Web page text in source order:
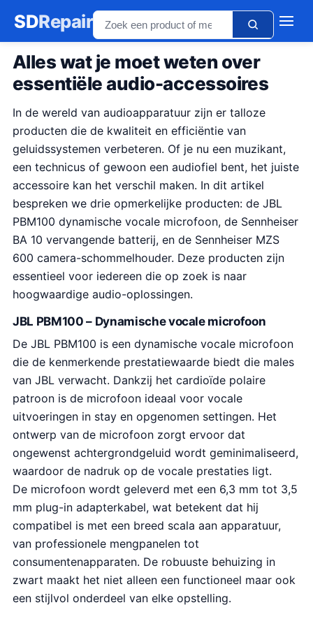
SDRepair
Alles wat je moet weten over
essentiële audio-accessoires
In de wereld van audioapparatuur zijn er talloze
producten die de kwaliteit en efficiëntie van
geluidssystemen verbeteren. Of je nu een muzikant,
een technicus of gewoon een audiofiel bent, het juiste
accessoire kan het verschil maken. In dit artikel
bespreken we drie opmerkelijke producten: de JBL
PBM100 dynamische vocale microfoon, de Sennheiser
BA 10 vervangende batterij, en de Sennheiser MZS
600 camera-schommelhouder. Deze producten zijn
essentieel voor iedereen die op zoek is naar
hoogwaardige audio-oplossingen.
JBL PBM100 – Dynamische vocale microfoon
De JBL PBM100 is een dynamische vocale microfoon
die de kenmerkende prestatiewaarde biedt die males
van JBL verwacht. Dankzij het cardioïde polaire
patroon is de microfoon ideaal voor vocale
uitvoeringen in stay en opgenomen settingen. Het
ontwerp van de microfoon zorgt ervoor dat
ongewenst achtergrondgeluid wordt geminimaliseerd,
waardoor de nadruk op de vocale prestaties ligt.
De microfoon wordt geleverd met een 6,3 mm tot 3,5
mm plug-in adapterkabel, wat betekent dat hij
compatibel is met een breed scala aan apparatuur,
van professionele mengpanelen tot
consumentenapparaten. De robuuste behuizing in
zwart maakt het niet alleen een functioneel maar ook
een stijlvol onderdeel van elke opstelling.